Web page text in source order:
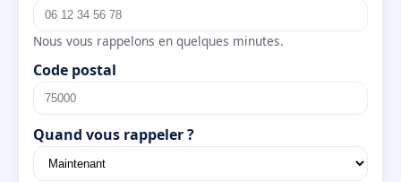
Nous vous rappelons en quelques minutes.
Code postal
Quand vous rappeler ?